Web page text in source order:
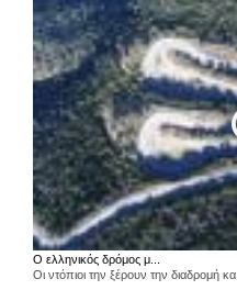
Ο ελληνικός δρόμος μ...
Οι ντόπιοι την ξέρουν την διαδρομή κα